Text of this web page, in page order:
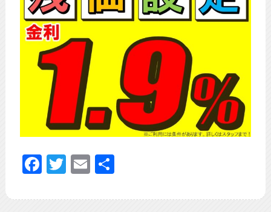
Facebook
Twitter
Email
共